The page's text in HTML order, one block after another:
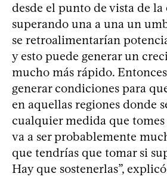
desde el punto de vista de
superando una a una un
se retroalimentarían
y esto puede generar un
mucho más rápido.
generar condiciones para
en aquellas regiones donde
cualquier medida que tomes
va a ser probablemente
que tendrías que tomar si
Hay que sostenerlas”,